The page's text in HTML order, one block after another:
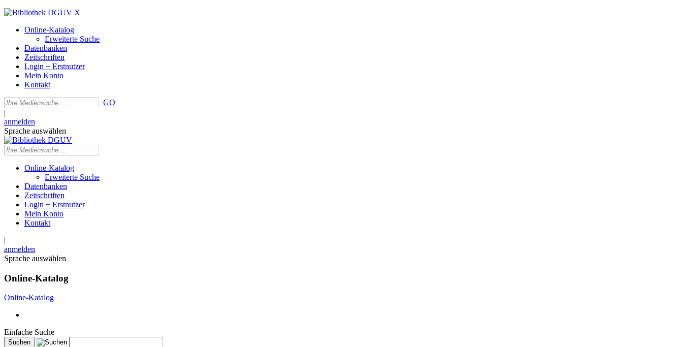
X
Online-Katalog
Erweiterte Suche
Datenbanken
Zeitschriften
Login + Erstnutzer
Mein Konto
Kontakt
GO
|
anmelden
Sprache auswählen
Online-Katalog
Erweiterte Suche
Datenbanken
Zeitschriften
Login + Erstnutzer
Mein Konto
Kontakt
|
anmelden
Sprache auswählen
Online-Katalog
Online-Katalog
Einfache Suche